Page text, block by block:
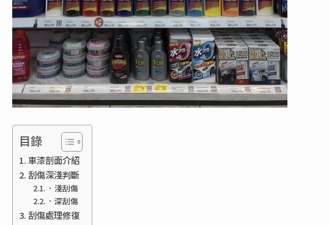
目錄
車漆剖面介紹
刮傷深淺判斷
．淺刮傷
．深刮傷
刮傷處理修復